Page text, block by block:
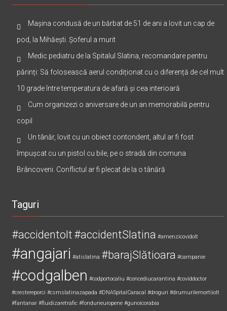
Mașina condusă de un bărbat de 51 de ani a lovit un cap de
pod, la Mihăești. Șoferul a murit
Medic pediatru de la Spitalul Slatina, recomandare pentru
părinți: Să folosească aerul condiționat cu o diferență de cel mult
10 grade între temperatura de afară și cea interioară
Cum organizezi o aniversare de un an memorabilă pentru
copil
Un tânăr, lovit cu un obiect contondent, altul ar fi fost
împușcat cu un pistol cu bile, pe o stradă din comuna
Brâncoveni. Conflictul ar fi plecat de la o tânără
Taguri
#accidentolt #accidentSlatina #amenzicovidolt
#angajari #atislatina #barajSlătioara #campanie
#codgalben #codportocaliu #concediucarantina #coviddoctor
#crestereporci #csmslatinazapada #DNASpitalCaracal #droguri #drumurilemortiiolt
#fantanar #fluidizaretrafic #fondurieuropene #gunoicorabia